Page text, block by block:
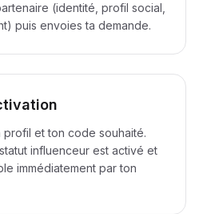
(identité, profil social,
puis envoies ta demande.
et ton code souhaité.
influenceur est activé et
immédiatement par ton